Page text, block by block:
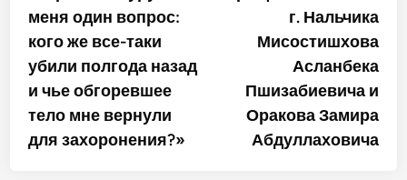
записям
меня один вопрос:
кого же все-таки
убили полгода назад
и чье обгоревшее
тело мне вернули
для захоронения?»
г. Нальчика
Мисостишхова
Асланбека
Пшизабиевича и
Оракова Замира
Абдуллаховича